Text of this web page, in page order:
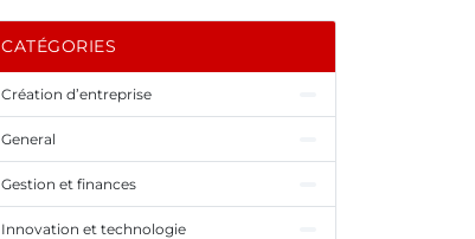
CATÉGORIES
Création d’entreprise
General
Gestion et finances
Innovation et technologie